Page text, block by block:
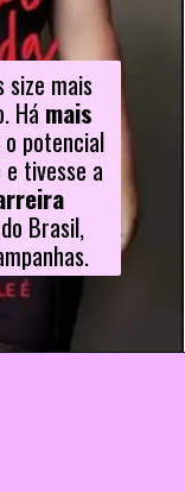
size mais
Há mais
potencial
tivesse a
Brasil,